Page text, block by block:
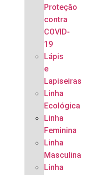
Proteção
contra
COVID-
19
Lápis
e
Lapiseiras
Linha
Ecológica
Linha
Feminina
Linha
Masculina
Linha